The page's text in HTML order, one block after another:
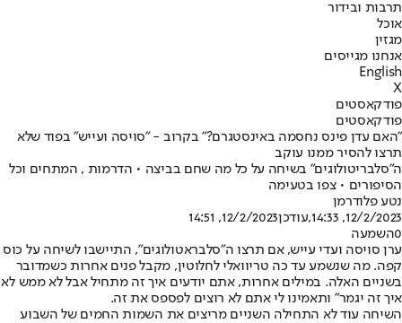
תרבות ובידור
אוכל
מגזין
אנחנו מגייסים
English
X
פודקאסטים
פודקאסטים
"האם עדן פינס נחסמה באינסטגרם?" בקרוב - "סויסה ועייש" בפוד שלא
תרצו להסיר ממנו עוקב
ה"סלבריטולוגים" בשיחה על כל מה שחם בביצה • הדרמות , המתחים וכל
הסיפורים • צפו בטעימה
נטע פלודרמן
12/2/2023, 14:33
,עודכן12/2/2023, 14:51
0השמעה
ערן סויסה ועדי עייש, אם תרצו ה"סלבראטולוגים", התיישבו לשיחה על כוס
קפה. מה שנשמע עד כה טריוואלי לחלוטין, מקבל פנים אחרות כשמדובר
בשניים האלה. במילים אחרות, אתם יודעים איך זה מתחיל אבל לא ממש לא
איך זה יגמר" ותאמינו לי אתם לא רוצים לפספס את זה.
השיחה עוד לא התחילה השניים מריצים את השמות החמים של השבוע